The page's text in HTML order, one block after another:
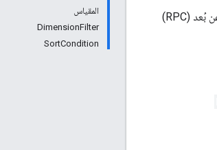
المقياس
DimensionFilter
SortCondition
تنشئ هذه الطريقة تقرير "شبكة AdMob" استنادًا إلى مواصفات التقرير المقدَّمة. تعرض هذه السمة نتيجة استدعاء إجراء عن بُعد (RPC)